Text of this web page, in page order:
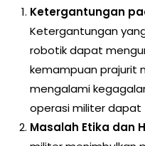
Ketergantungan
Ketergantungan
robotik dapat
kemampuan prajurit
mengalami
operasi militer dapat
Masalah Etika dan